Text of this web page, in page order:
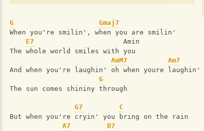
G
Gmaj7
When you're smilin', when you are smilin'
E7
                      Amin
The whole world smiles with you
AmM7
Am7
And when you're laughin' oh when youre laughin'
G
The sun comes shininy through
G7
C
But when you're cryin' you bring on the rain
A7
D7